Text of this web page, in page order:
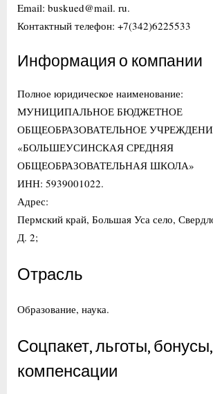
Email: buskued@mail. ru.
Контактный телефон: +7(342)6225533
Информация о компании
Полное юридическое наименование:
МУНИЦИПАЛЬНОЕ БЮДЖЕТНОЕ
ОБЩЕОБРАЗОВАТЕЛЬНОЕ
«БОЛЬШЕУСИНСКАЯ СРЕДНЯЯ
ОБЩЕОБРАЗОВАТЕЛЬНАЯ ШКОЛА»
ИНН: 5939001022.
Адрес:
Пермский край, Большая Уса село,
Д. 2;
Отрасль
Образование, наука.
Соцпакет, льготы, бонусы,
компенсации